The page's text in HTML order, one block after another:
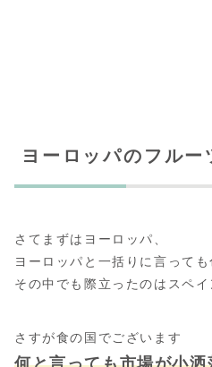
ヨーロッパのフルー
さてまずはヨーロッパ、
ヨーロッパと一括りに言って
その中でも際立ったのはスペイ
さすが食の国でございます